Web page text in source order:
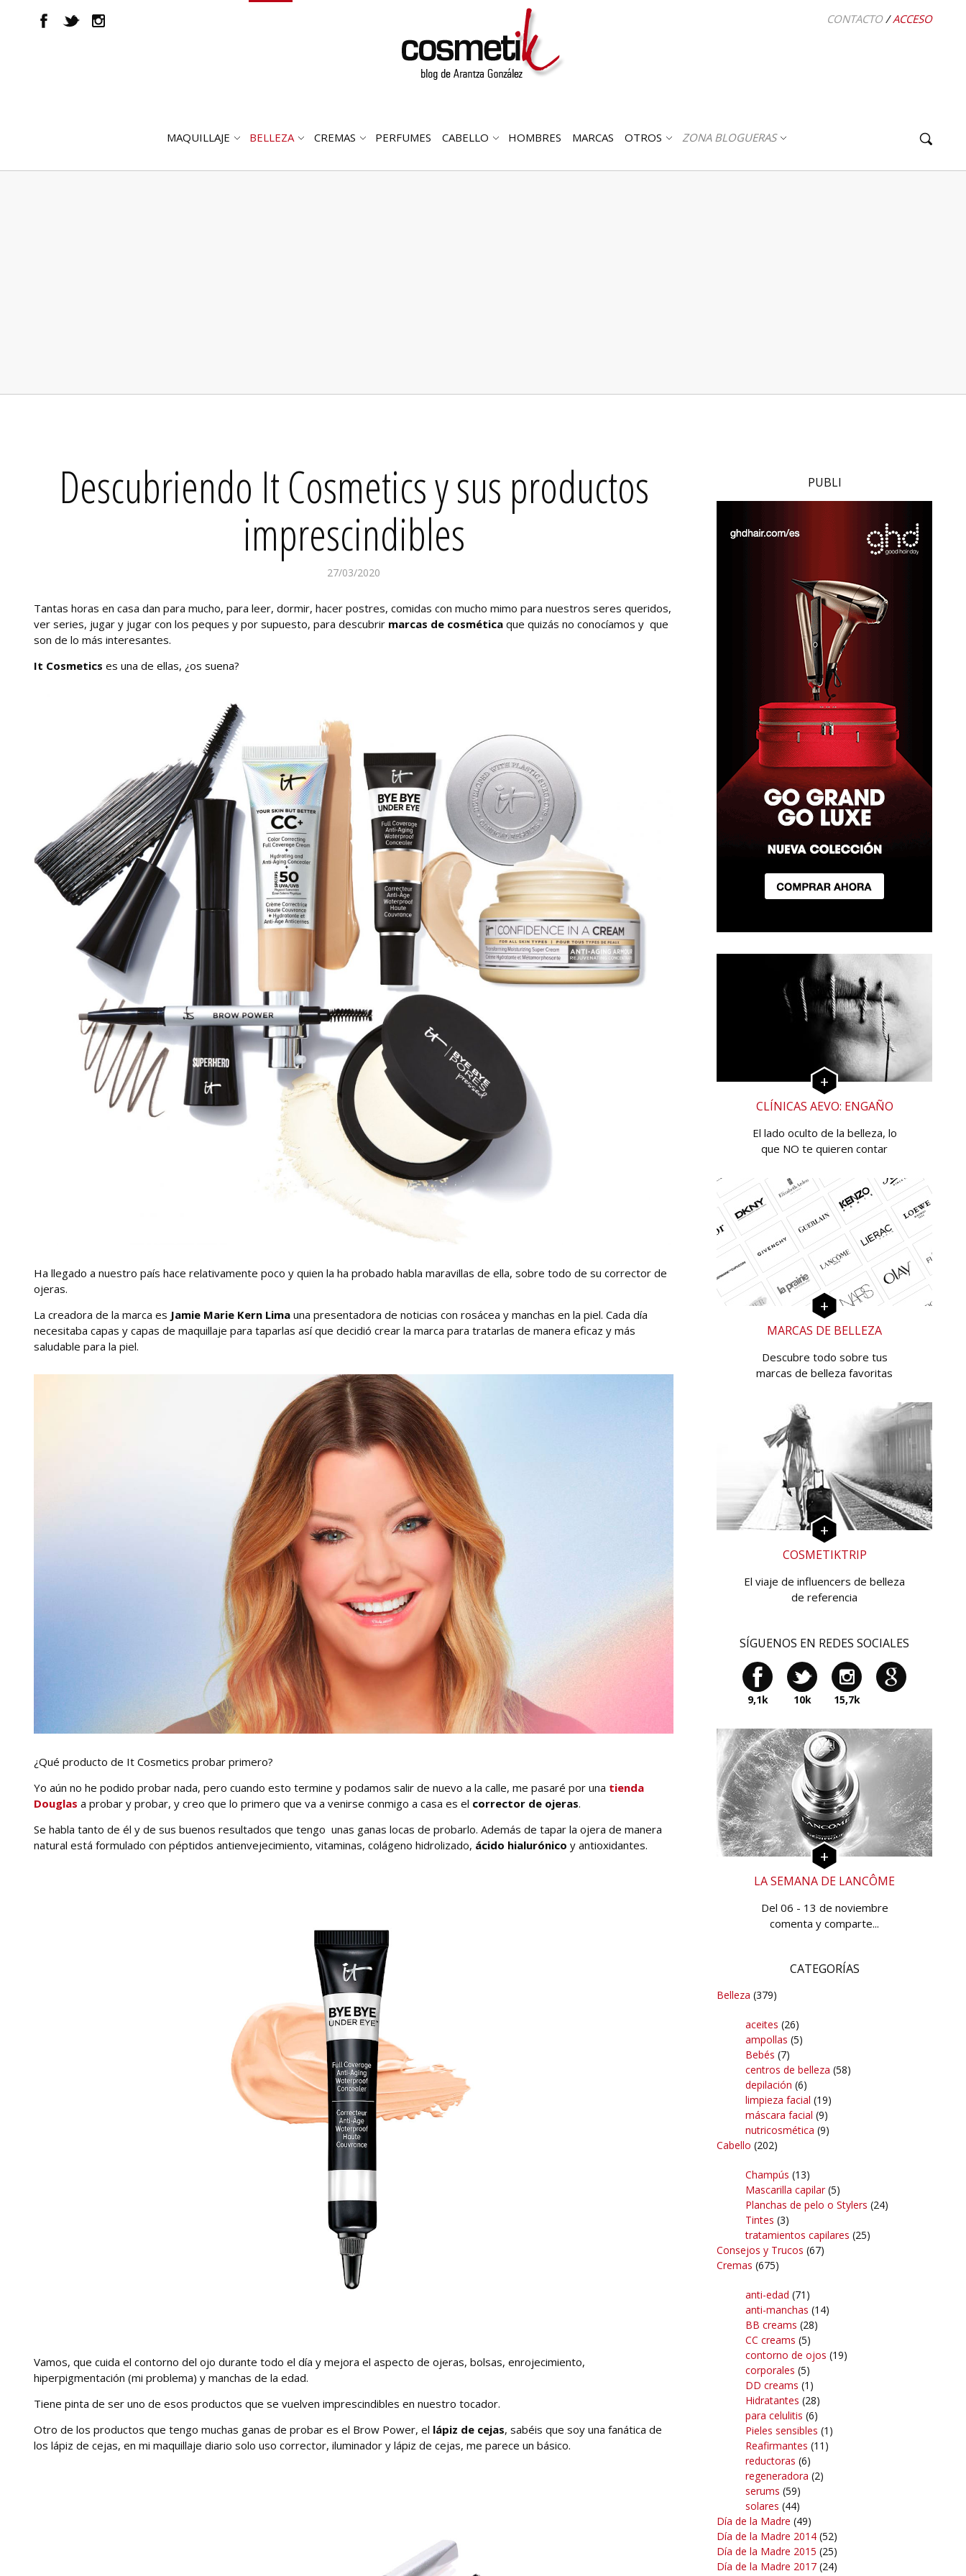
ABRIR
MAQUILLAJE
ABRIR
BELLEZA
ABRIR
CREMAS PERFUMES
ABRIR
CABELLO HOMBRES MARCAS
ABRIR
OTROS ZONA BLOGUERAS
CONTACTO/ACCESO
Descubriendo It Cosmetics y sus productos
imprescindibles
27/03/2020
Tantas horas en casa dan para mucho, para leer, dormir, hacer postres, comidas con mucho mimo para nuestros seres queridos,
ver series, jugar y jugar con los peques y por supuesto, para descubrir marcas de cosmética que quizás no conocíamos y que
son de lo más interesantes.
It Cosmetics es una de ellas, ¿os suena?
Ha llegado a nuestro país hace relativamente poco y quien la ha probado habla maravillas de ella, sobre todo de su corrector de
ojeras.
La creadora de la marca es Jamie Marie Kern Lima una presentadora de noticias con rosácea y manchas en la piel. Cada día
necesitaba capas y capas de maquillaje para taparlas así que decidió crear la marca para tratarlas de manera eficaz y más
saludable para la piel.
¿Qué producto de It Cosmetics probar primero?
Yo aún no he podido probar nada, pero cuando esto termine y podamos salir de nuevo a la calle, me pasaré por una tienda
Douglas a probar y probar, y creo que lo primero que va a venirse conmigo a casa es el corrector de ojeras.
Se habla tanto de él y de sus buenos resultados que tengo unas ganas locas de probarlo. Además de tapar la ojera de manera
natural está formulado con péptidos antienvejecimiento, vitaminas, colágeno hidrolizado, ácido hialurónico y antioxidantes.
Vamos, que cuida el contorno del ojo durante todo el día y mejora el aspecto de ojeras, bolsas, enrojecimiento,
hiperpigmentación (mi problema) y manchas de la edad.
Tiene pinta de ser uno de esos productos que se vuelven imprescindibles en nuestro tocador.
Otro de los productos que tengo muchas ganas de probar es el Brow Power, el lápiz de cejas, sabéis que soy una fanática de
los lápiz de cejas, en mi maquillaje diario solo uso corrector, iluminador y lápiz de cejas, me parece un básico.
PUBLI
CLÍNICAS AEVO: ENGAÑO
El lado oculto de la belleza, lo
que NO te quieren contar
MARCAS DE BELLEZA
Descubre todo sobre tus
marcas de belleza favoritas
COSMETIKTRIP
El viaje de influencers de belleza
de referencia
SÍGUENOS EN REDES SOCIALES
9,1k 10k 15,7k
LA SEMANA DE LANCÔME
Del 06 - 13 de noviembre
comenta y comparte...
CATEGORÍAS
Belleza (379)
aceites (26)
ampollas (5)
Bebés (7)
centros de belleza (58)
depilación (6)
limpieza facial (19)
máscara facial (9)
nutricosmética (9)
Cabello (202)
Champús (13)
Mascarilla capilar(5)
Planchas de pelo o Stylers (24)
Tintes (3)
tratamientos capilares (25)
Consejos y Trucos (67)
Cremas (675)
anti-edad (71)
anti-manchas (14)
BB creams (28)
CC creams (5)
contorno de ojos (19)
corporales (5)
DD creams (1)
Hidratantes (28)
para celulitis (6)
Pieles sensibles (1)
Reafirmantes (11)
reductoras (6)
regeneradora (2)
serums (59)
solares (44)
Día de la Madre (49)
Día de la Madre 2014 (52)
Día de la Madre 2015 (25)
Día de la Madre 2017 (24)